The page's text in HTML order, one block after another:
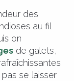
des
au fil
on
de galets,
se laisser